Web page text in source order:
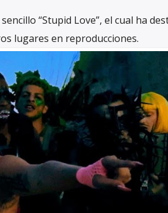
“Stupid Love”, el cual ha
lugares en reproducciones.